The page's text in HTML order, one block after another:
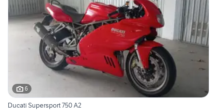
6
Ducati Supersport 750 A2